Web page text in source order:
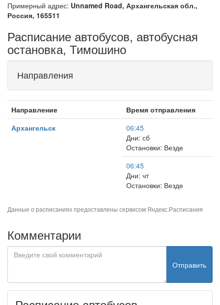
Примерный адрес: Unnamed Road, Архангельская обл.,
Россия, 165511
Расписание автобусов, автобусная
остановка, Тимошино
Направления
Направление
Время отправления
Архангельск
06:45
Дни: сб
Остановки: Везде
06:45
Дни: чт
Остановки: Везде
Данные о расписаниях предоставлены сервисом Яндекс.Расписания
Комментарии
Отправить